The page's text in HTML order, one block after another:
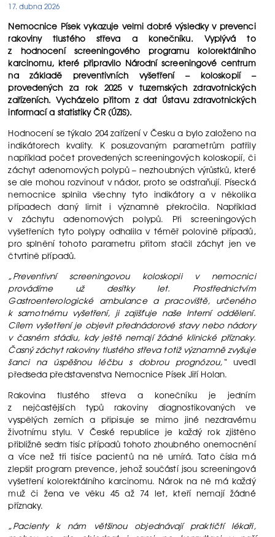
17. dubna 2026
Nemocnice Písek vykazuje velmi dobré výsledky v prevenci
rakoviny tlustého střeva a konečníku. Vyplývá to
z hodnocení screeningového programu kolorektálního
karcinomu, které připravilo Národní screeningové centrum
na základě preventivních vyšetření – koloskopií –
provedených za rok 2025 v tuzemských zdravotnických
zařízeních. Vycházelo přitom z dat Ústavu zdravotnických
informací a statistiky ČR (ÚZIS).
Hodnocení se týkalo 204 zařízení v Česku a bylo založeno na
indikátorech kvality. K posuzovaným parametrům patřily
například počet provedených screeningových koloskopií, či
záchyt adenomových polypů – nezhoubných výrůstků, které
se ale mohou rozvinout v nádor, proto se odstraňují. Písecká
nemocnice splnila všechny tyto indikátory a v několika
případech daný limit i významně překročila. Například
v záchytu adenomových polypů. Při screeningových
vyšetřeních tyto polypy odhalila v téměř polovině případů,
pro splnění tohoto parametru přitom stačil záchyt jen ve
čtvrtině případů.
„Preventivní screeningovou koloskopii v nemocnici
provádíme už desítky let. Prostřednictvím
Gastroenterologické ambulance a pracoviště, určeného
k samotnému vyšetření, ji zajišťuje naše Interní oddělení.
Cílem vyšetření je objevit přednádorové stavy nebo nádory
v časném stádiu, kdy ještě nemají žádné klinické příznaky.
Časný záchyt rakoviny tlustého střeva totiž významně zvyšuje
šanci na úspěšnou léčbu s dobrou prognózou,“uvedl
předseda představenstva Nemocnice Písek Jiří Holan.
Rakovina tlustého střeva a konečníku je jedním
z nejčastějších typů rakoviny diagnostikovaných ve
vyspělých zemích a připisuje se mimo jiné nezdravému
životnímu stylu. V České republice je každý rok zjištěno
přibližně sedm tisíc případů tohoto zhoubného onemocnění
a více než tři tisíce pacientů na ně umírá. Tato čísla má
zlepšit program prevence, jehož součástí jsou screeningová
vyšetření kolorektálního karcinomu. Nárok na ně má každý
muž či žena ve věku 45 až 74 let, kteří nemají žádné
příznaky.
„Pacienty k nám většinou objednávají praktičtí lékaři,